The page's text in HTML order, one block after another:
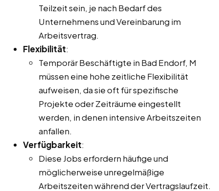
Teilzeit sein, je nach Bedarf des
Unternehmens und Vereinbarung im
Arbeitsvertrag.
Flexibilität:
Temporär Beschäftigte in Bad Endorf, M
müssen eine hohe zeitliche Flexibilität
aufweisen, da sie oft für spezifische
Projekte oder Zeiträume eingestellt
werden, in denen intensive Arbeitszeiten
anfallen.
Verfügbarkeit:
Diese Jobs erfordern häufige und
möglicherweise unregelmäßige
Arbeitszeiten während der Vertragslaufzeit.